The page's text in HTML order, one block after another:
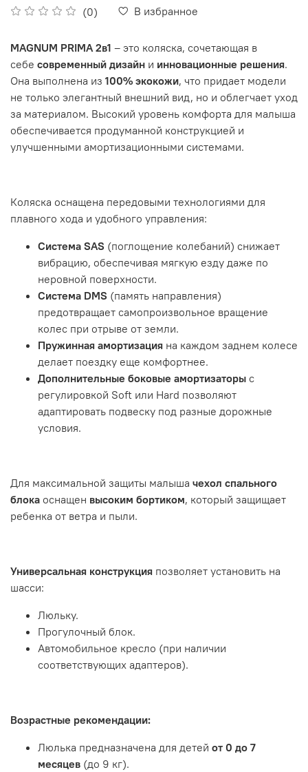
(0) В избранное
MAGNUM PRIMA 2в1 – это коляска, сочетающая в
себе современный дизайн и инновационные решения.
Она выполнена из 100% экокожи, что придает модели
не только элегантный внешний вид, но и облегчает уход
за материалом. Высокий уровень комфорта для малыша
обеспечивается продуманной конструкцией и
улучшенными амортизационными системами.
Коляска оснащена передовыми технологиями для
плавного хода и удобного управления:
Система SAS (поглощение колебаний) снижает
вибрацию, обеспечивая мягкую езду даже по
неровной поверхности.
Система DMS (память направления)
предотвращает самопроизвольное вращение
колес при отрыве от земли.
Пружинная амортизация на каждом заднем колесе
делает поездку еще комфортнее.
Дополнительные боковые амортизаторы с
регулировкой Soft или Hard позволяют
адаптировать подвеску под разные дорожные
условия.
Для максимальной защиты малыша чехол спального
блока оснащен высоким бортиком, который защищает
ребенка от ветра и пыли.
Универсальная конструкция позволяет установить на
шасси:
Люльку.
Прогулочный блок.
Автомобильное кресло (при наличии
соответствующих адаптеров).
Возрастные рекомендации:
Люлька предназначена для детей от 0 до 7
месяцев (до 9 кг).